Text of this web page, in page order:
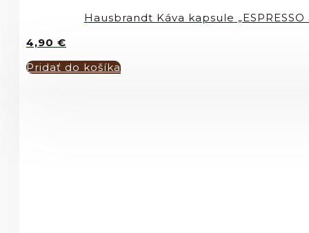
Hausbrandt Káva kapsule „ESPRESSO
4,90 €
Pridať do košíka